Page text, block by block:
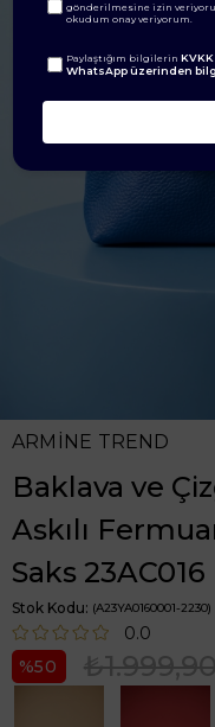
ARMİNE TREND
Baklava ve
Askılı
Saks 23AC016
Stok Kodu (A23YA0160001-2230)
0.0
50
₺1.999,90
gönderilmesine izin
okudum onay veriyorum.
Paylaştığım bilgilerin
WhatsApp üzerinden